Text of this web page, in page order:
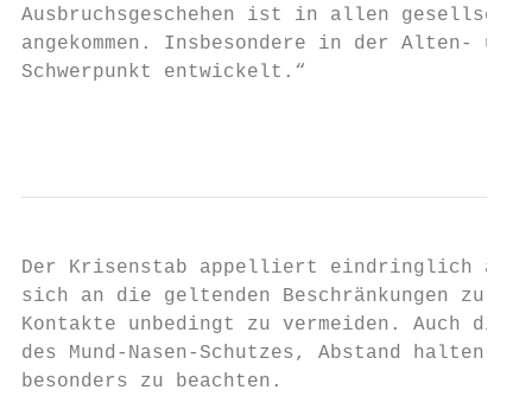
Ausbruchsgeschehen ist in allen
angekommen. Insbesondere in der Alten-
Schwerpunkt entwickelt.“
Der Krisenstab appelliert eindringlich an
sich an die geltenden Beschränkungen zu
Kontakte unbedingt zu vermeiden. Auch die
des Mund-Nasen-Schutzes, Abstand halten,
besonders zu beachten.